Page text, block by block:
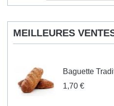
MEILLEURES
Baguette
1,70 €